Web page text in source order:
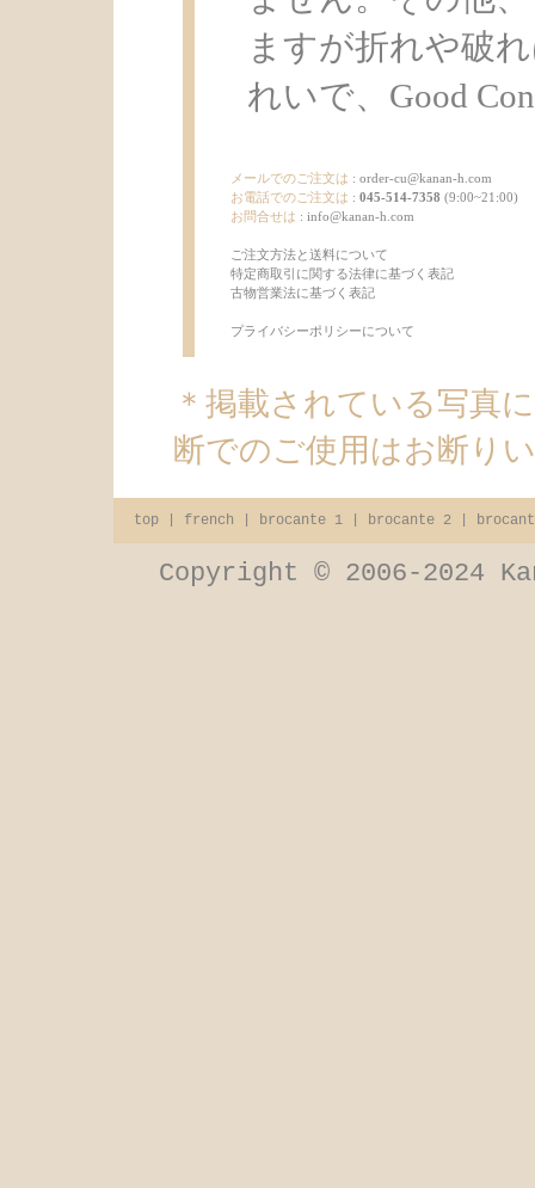
ますが折れや破
れいで、Good
メールでのご注文は : order-cu@kanan-h.com
お電話でのご注文は : 045-514-7358 (9:00~21:00)
お問合せは : info@kanan-h.com
ご注文方法と送料について
特定商取引に関する法律に基づく表記
古物営業法に基づく表記
プライバシーポリシーについて
＊掲載されている写真
断でのご使用はお断り
top french brocante 1 brocante 2
Copyright © 2006-2024